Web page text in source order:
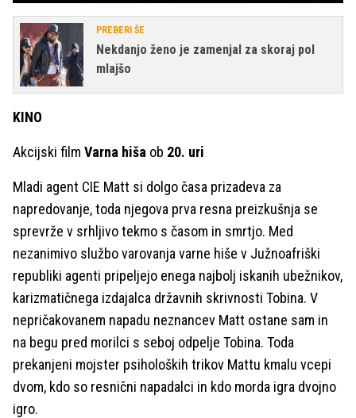
PREBERI ŠE
Nekdanjo ženo je zamenjal za skoraj pol
mlajšo
KINO
Akcijski film Varna hiša ob 20. uri
Mladi agent CIE Matt si dolgo časa prizadeva za
napredovanje, toda njegova prva resna preizkušnja se
sprevrže v srhljivo tekmo s časom in smrtjo. Med
nezanimivo službo varovanja varne hiše v Južnoafriški
republiki agenti pripeljejo enega najbolj iskanih ubežnikov,
karizmatičnega izdajalca državnih skrivnosti Tobina. V
nepričakovanem napadu neznancev Matt ostane sam in
na begu pred morilci s seboj odpelje Tobina. Toda
prekanjeni mojster psiholoških trikov Mattu kmalu vcepi
dvom, kdo so resnični napadalci in kdo morda igra dvojno
igro.